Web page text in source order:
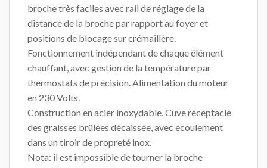
broche très faciles avec rail de réglage de la
distance de la broche par rapport au foyer et
positions de blocage sur crémaillère.
Fonctionnement indépendant de chaque élément
chauffant, avec gestion de la température par
thermostats de précision. Alimentation du moteur
en 230 Volts.
Construction en acier inoxydable. Cuve réceptacle
des graisses brûlées décaissée, avec écoulement
dans un tiroir de propreté inox.
Nota: il est impossible de tourner la broche